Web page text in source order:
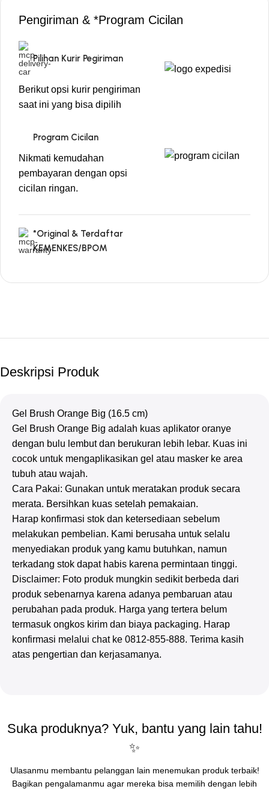
Pengiriman & *Program Cicilan
Pilihan Kurir Pegiriman
Berikut opsi kurir pengiriman
saat ini yang bisa dipilih
Program Cicilan
Nikmati kemudahan
pembayaran dengan opsi
cicilan ringan.
*Original & Terdaftar
KEMENKES/BPOM
Deskripsi Produk
Gel Brush Orange Big (16.5 cm)
Gel Brush Orange Big adalah kuas aplikator oranye
dengan bulu lembut dan berukuran lebih lebar. Kuas ini
cocok untuk mengaplikasikan gel atau masker ke area
tubuh atau wajah.
Cara Pakai: Gunakan untuk meratakan produk secara
merata. Bersihkan kuas setelah pemakaian.
Harap konfirmasi stok dan ketersediaan sebelum
melakukan pembelian. Kami berusaha untuk selalu
menyediakan produk yang kamu butuhkan, namun
terkadang stok dapat habis karena permintaan tinggi.
Disclaimer: Foto produk mungkin sedikit berbeda dari
produk sebenarnya karena adanya pembaruan atau
perubahan pada produk. Harga yang tertera belum
termasuk ongkos kirim dan biaya packaging. Harap
konfirmasi melalui chat ke 0812-855-888. Terima kasih
atas pengertian dan kerjasamanya.
Suka produknya? Yuk, bantu yang lain tahu!
✨
Ulasanmu membantu pelanggan lain menemukan produk terbaik!
Bagikan pengalamanmu agar mereka bisa memilih dengan lebih